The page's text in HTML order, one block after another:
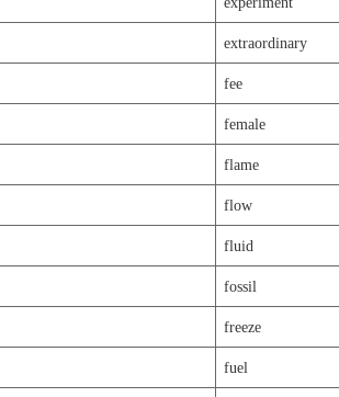
extraordinary
fee
female
flame
flow
fluid
fossil
freeze
fuel